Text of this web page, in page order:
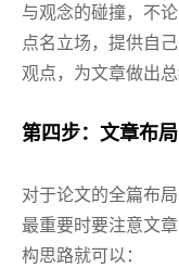
与观念的碰撞，不
点名立场，提供自
观点，为文章做出总
第四步：文章布局
对于论文的全篇布
最重要时要注意文
构思路就可以：